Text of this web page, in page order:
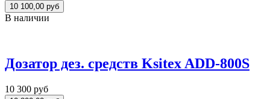
В наличии
Дозатор дез. средств Ksitex ADD-800S
10 300 руб